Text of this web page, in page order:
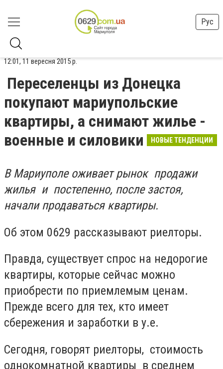
Рус
12:01, 11 вересня 2015 р.
Переселенцы из Донецка
покупают мариупольские
квартиры, а снимают жилье -
военные и силовики
НОВЫЕ ТЕНДЕНЦИИ
В Мариуполе оживает рынок продажи
жилья и постепенно, после застоя,
начали продаваться квартиры.
Об этом 0629 рассказывают риелторы.
Правда, существует спрос на недорогие
квартиры, которые сейчас можно
приобрести по приемлемым ценам.
Прежде всего для тех, кто имеет
сбережения и заработки в у.е.
Сегодня, говорят риелторы, стоимость
однокомнатной квартиры в среднем